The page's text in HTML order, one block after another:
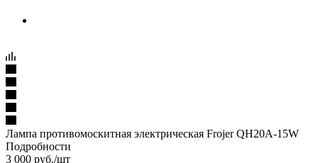
Лампа противомоскитная электрическая Frojer QH20A-15W
Подробности
3 000 руб./шт